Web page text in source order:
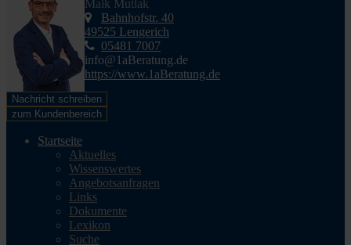
Maik Mutlak
Bahnhofstr. 40
49525 Lengerich
05481 7007
info@1aBeratung.de
https://www.1aBeratung.de
Nachricht schreiben
zum Kundenbereich
Startseite
Aktuelles
Wissenswertes
Angebotsanfragen
Links
Dokumente
Lexikon
Suche